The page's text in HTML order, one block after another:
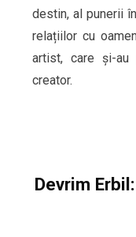
destin, al punerii
relațiilor cu
artist, care și-
creator.
Devrim